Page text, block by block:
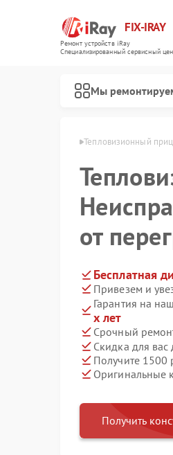
FIX-IRAY
Ремонт устройств iRay
Специализированный cервисный
Мы
iRay в Брянске Тепловизионный
от
Бесплатная
Привезем и
Гарантия на
х лет
Срочный
Скидка для вас
Получите 1500
Оригинальные
Получить